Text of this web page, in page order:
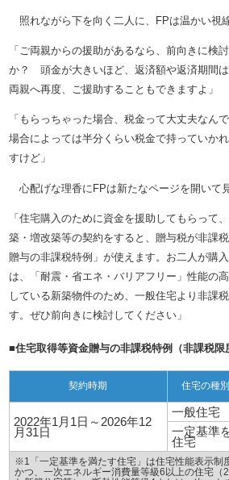
照れながら下を向く二人に、FPは温かい視
「ご両親からの援助があるなら、前向きに検
か？ 頭金が大きいほど、返済額や返済期間
両親へ再度、ご援助することもできますよ」
「もらっちゃった場合、税金って大丈夫なん
場合によっては半分くらい税金で持っていか
すけど」
心配げな理香にFPは新たなページを開いて見
「住宅購入のために資金を援助してもらって
築・増改築等の契約をすると、贈与税が非課
贈与の非課税特例」が使えます。お二人が購
は、「耐震・省エネ・バリアフリー」性能の
している新築物件のため、一般住宅より非課
す。ぜひ前向きに検討してください」
■住宅取得等資金贈与の非課税特例（非課税限
契約時期 住宅の種
2022年1月1日～2026年12
月31日
一般住宅
一定基準
住宅
※1「一定基準を満たす住宅」は住宅性能表示制
かつ、一次エネルギー消費量等級6以上の住宅（